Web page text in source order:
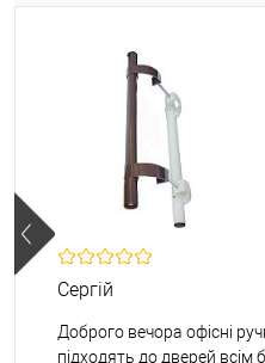
Сергій
Доброго вечора офісні
підходять до дверей всім